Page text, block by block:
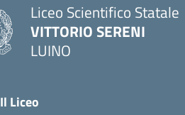
Liceo Scientifico Statale
VITTORIO SERENI
LUINO
Il Liceo